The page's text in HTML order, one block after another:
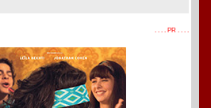
. . . . PR . . . .